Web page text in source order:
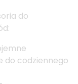
do
do codziennego